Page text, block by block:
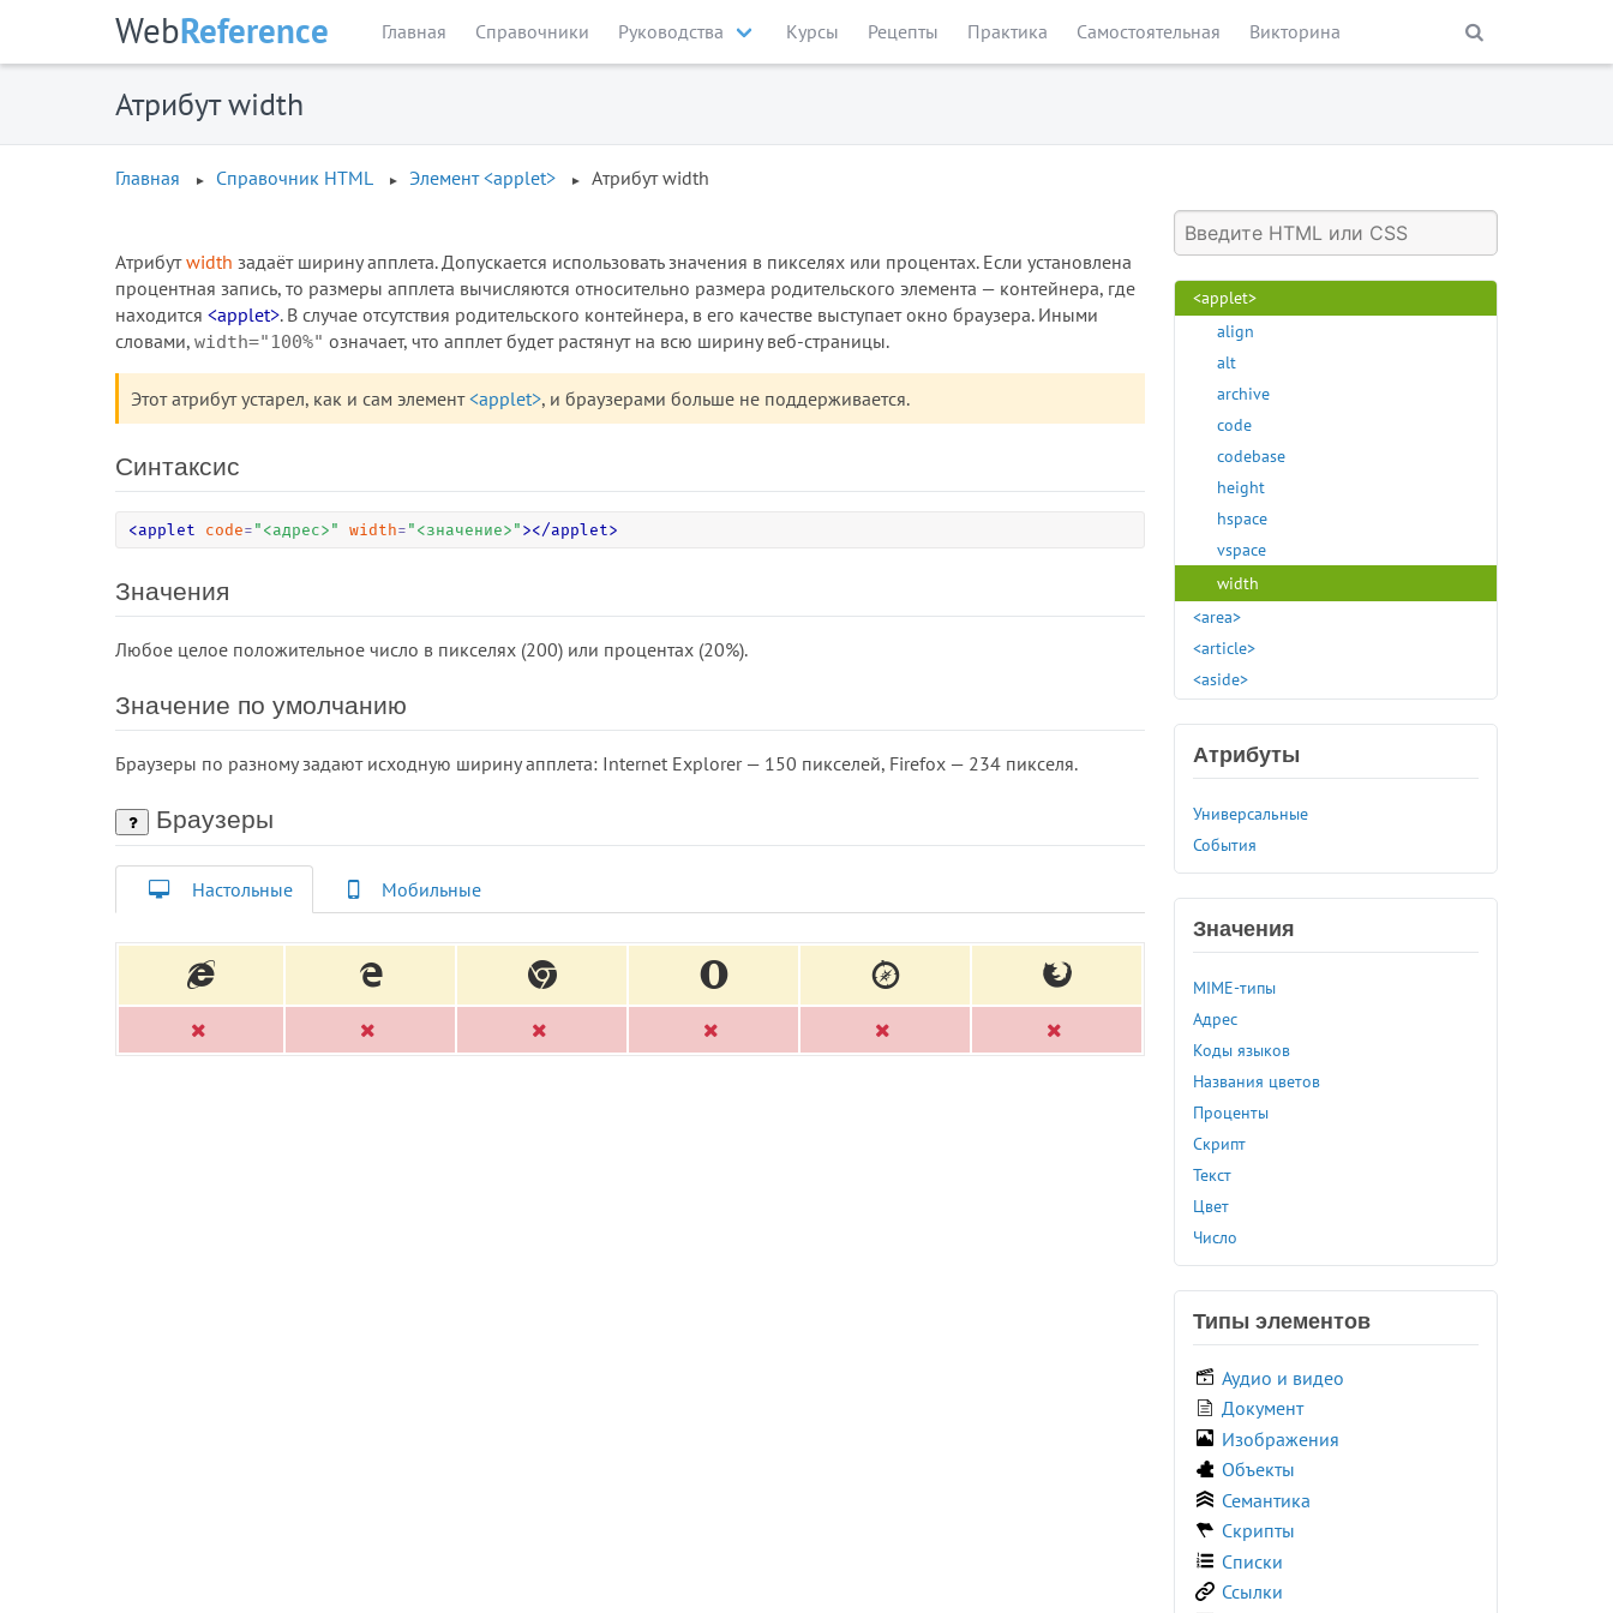
WebReference Главная Справочники Руководства Курсы Рецепты Практика Самостоятельная Викторина
Атрибут width
Главная Справочник HTML Элемент <applet> Атрибут width
Атрибутwidth задаёт ширину апплета. Допускается использовать значения в пикселях или процентах. Если установлена
процентная запись, то размеры апплета вычисляются относительно размера родительского элемента — контейнера, где
находится <applet>. В случае отсутствия родительского контейнера, в его качестве выступает окно браузера. Иными
словами, width="100%" означает, что апплет будет растянут на всю ширину веб-страницы.
Этот атрибут устарел, как и сам элемент<applet>, и браузерами больше не поддерживается.
Синтаксис
<applet code= " <адрес> " width= " <значение> " ></applet>
Значения
Любое целое положительное число в пикселях (200) или процентах (20%).
Значение по умолчанию
Браузеры по разному задают исходную ширину апплета: Internet Explorer — 150 пикселей, Firefox — 234 пикселя.
Браузеры
Настольные Мобильные
Элементы HTML
<acronym>
<address>
<applet>
align
alt
archive
code
codebase
height
hspace
vspace
width
<area>
<article>
<aside>
<base>
<basefont>
<bdi>
<bgsound>
<big>
<blink>
<blockquote>
<body>
<br>
<button>
<canvas>
<caption>
<center>
<cite>
<code>
<col>
<command>
<comment>
<data>
<datalist>
<dd>
<del>
<details>
<dfn>
<dialog>
Атрибуты
Универсальные
События
Значения
MIME-типы
Адрес
Коды языков
Названия цветов
Проценты
Скрипт
Текст
Цвет
Число
Типы элементов
Аудио и видео
Документ
Изображения
Объекты
Семантика
Скрипты
Списки
Ссылки